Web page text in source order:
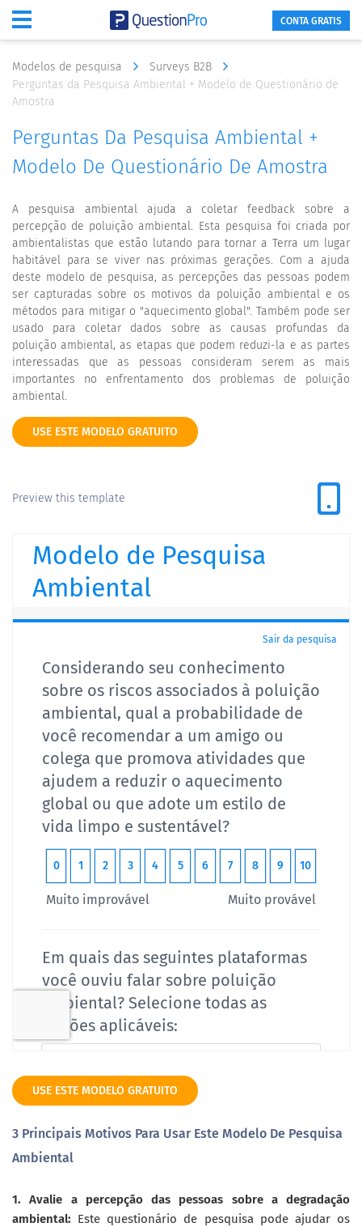
CONTA GRATIS
Modelos de pesquisa
Surveys B2B
Perguntas da Pesquisa Ambiental + Modelo de Questionário de
Amostra
Perguntas Da Pesquisa Ambiental +
Modelo De Questionário De Amostra
A pesquisa ambiental ajuda a coletar feedback sobre a
percepção de poluição ambiental. Esta pesquisa foi criada por
ambientalistas que estão lutando para tornar a Terra um lugar
habitável para se viver nas próximas gerações. Com a ajuda
deste modelo de pesquisa, as percepções das pessoas podem
ser capturadas sobre os motivos da poluição ambiental e os
métodos para mitigar o "aquecimento global". Também pode ser
usado para coletar dados sobre as causas profundas da
poluição ambiental, as etapas que podem reduzi-la e as partes
interessadas que as pessoas consideram serem as mais
importantes no enfrentamento dos problemas de poluição
ambiental.
USE ESTE MODELO GRATUITO
Preview this template
USE ESTE MODELO GRATUITO
3 Principais Motivos Para Usar Este Modelo De Pesquisa
Ambiental
1. Avalie a percepção das pessoas sobre a degradação
ambiental: Este questionário de pesquisa pode ajudar os